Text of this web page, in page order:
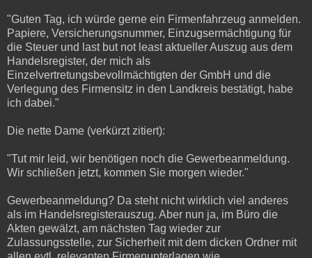
"Guten Tag, ich würde gerne ein Firmenfahrzeug anmelden.
Papiere, Versicherungsnummer, Einzugsermächtigung für
die Steuer und last but not least aktueller Auszug aus dem
Handelsregister, der mich als
Einzelvertretungsbevollmächtigten der GmbH und die
Verlegung des Firmensitz in den Landkreis bestätigt, habe
ich dabei."
Die nette Dame (verkürzt zitiert):
"Tut mir leid, wir benötigen noch die Gewerbeanmeldung.
Wir schließen jetzt, kommen Sie morgen wieder."
Gewerbeanmeldung? Da steht nicht wirklich viel anderes
als im Handelsregisterauszug. Aber nun ja, im Büro die
Akten gewälzt, am nächsten Tag wieder zur
Zulassungsstelle, zur Sicherheit mit dem dicken Ordner mit